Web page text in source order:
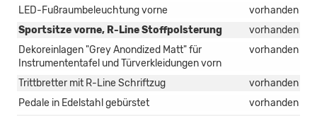
LED-Fußraumbeleuchtung vorne
vorhanden
Sportsitze vorne, R-Line Stoffpolsterung
vorhanden
Dekoreinlagen "Grey Anondized Matt" für
Instrumententafel und Türverkleidungen vorn
vorhanden
Trittbretter mit R-Line Schriftzug
vorhanden
Pedale in Edelstahl gebürstet
vorhanden